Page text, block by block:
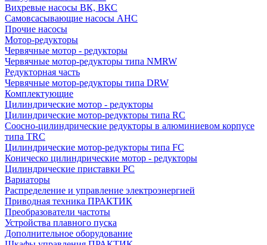
Вихревые насосы ВК, ВКС
Самовсасывающие насосы АНС
Прочие насосы
Мотор-редукторы
Червячные мотор - редукторы
Червячные мотор-редукторы типа NMRW
Редукторная часть
Червячные мотор-редукторы типа DRW
Комплектующие
Цилиндрические мотор - редукторы
Цилиндрические мотор-редукторы типа RC
Соосно-цилиндрические редукторы в алюминиевом корпусе
типа TRC
Цилиндрические мотор-редукторы типа FC
Коническо цилиндрические мотор - редукторы
Цилиндрические приставки PC
Вариаторы
Распределение и управление электроэнергией
Приводная техника ПРАКТИК
Преобразователи частоты
Устройства плавного пуска
Дополнительное оборудование